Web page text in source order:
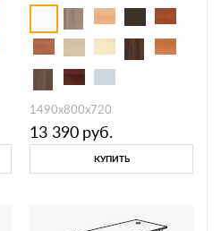
1490х800х720
13 390 руб.
КУПИТЬ